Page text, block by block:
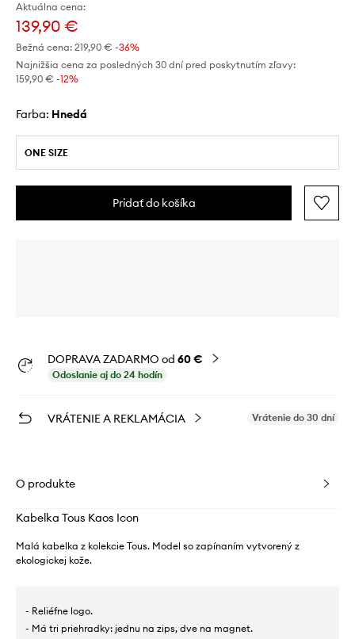
Aktuálna cena:
139,90 €
Bežná cena: 219,90 € -36%
Najnižšia cena za posledných 30 dní pred poskytnutím zľavy:
159,90 € -12%
Farba: hnedá
ONE SIZE
Pridať do košíka
DOPRAVA ZADARMO od 60 €
Odoslanie aj do 24 hodín
VRÁTENIE A REKLAMÁCIA Vrátenie do 30 dní
O produkte
Kabelka Tous Kaos Icon
Malá kabelka z kolekcie Tous. Model so zapínaním vytvorený z
ekologickej kože.
- Reliéfne logo.
- Má tri priehradky: jednu na zips, dve na magnet.